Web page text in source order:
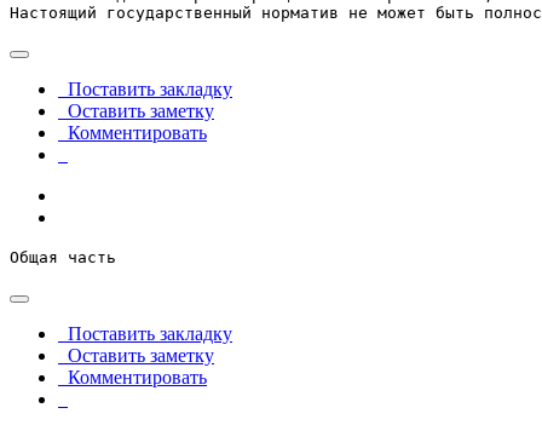
Настоящий государственный норматив не может быть
Поставить закладку
Оставить заметку
Комментировать
Общая часть
Поставить закладку
Оставить заметку
Комментировать